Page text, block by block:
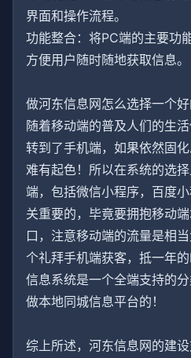
界面和操作流程。
功能整合：将PC端的主要功
方便用户随时随地获取信息。
做河东信息网怎么选择一个好
随着移动端的普及人们的生
转到了手机端，如果依然固
难有起色！所以在系统的选
端，包括微信小程序，百度
关重要的，毕竟要拥抱移动
口，注意移动端的流量是相
个礼拜手机端获客，抵一年
信息系统是一个全端支持的
做本地同城信息平台的！
综上所述，河东信息网的建